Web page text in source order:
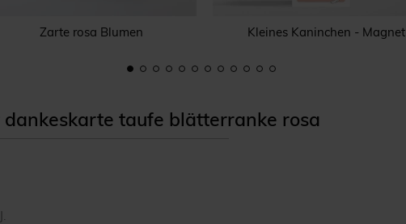
Zarte rosa Blumen Kleines Kaninchen - Magnet
taufe blätterranke rosa